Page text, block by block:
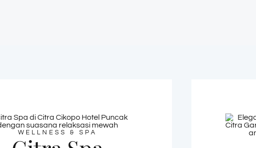
WELLNESS & SPA